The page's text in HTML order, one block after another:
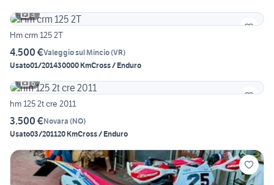
3
Hm crm 125 2T
4.500 €Valeggio sul Mincio(VR)
Usato01/201430000 KmCross / Enduro
6
hm 125 2t cre 2011
3.500 €Novara (NO)
Usato03/201120 KmCross / Enduro